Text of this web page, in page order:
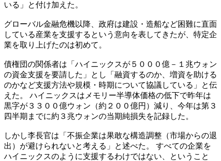
いる」と付け加えた。
グローバル金融危機以降、政府は建設・造船など困難に直面
している産業を支援するという意向を表してきたが、特定企
業を取り上げたのは初めて。
債権団の関係者は「ハイニックスが５０００億－１兆ウォン
の資金支援を要請した」とし「融資するのか、増資を助ける
のかなど支援方法や規模・時期について協議している」と伝
えた。 ハイニックスはメモリー半導体価格の低下で昨年は
黒字が３３００億ウォン（約２００億円）減り、今年は第３
四半期までに約３兆ウォンの当期純損失を記録した。
しかし李長官は「不振企業は果敢な構造調整（市場からの退
出）が避けられないと考える」と述べた。 すべての企業を
ハイニックスのように支援するわけではない、ということ